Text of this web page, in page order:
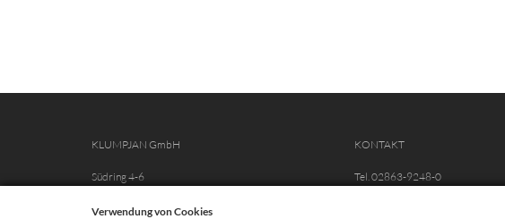
KLUMPJAN GmbH
Südring 4-6
KONTAKT
Tel. 02863-9248-0
Verwendung von Cookies